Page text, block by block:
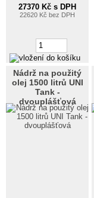
27370 Kč s DPH
22620 Kč bez DPH
Nádrž na použitý
olej 1500 litrů UNI
Tank -
dvouplášťová